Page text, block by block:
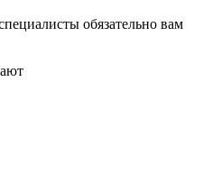
обязательно вам